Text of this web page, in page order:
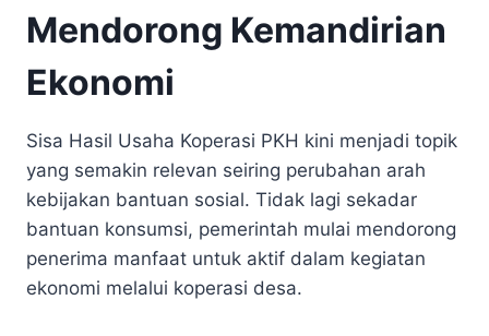
Mendorong Kemandirian
Ekonomi
Sisa Hasil Usaha Koperasi PKH kini menjadi topik
yang semakin relevan seiring perubahan arah
kebijakan bantuan sosial. Tidak lagi sekadar
bantuan konsumsi, pemerintah mulai mendorong
penerima manfaat untuk aktif dalam kegiatan
ekonomi melalui koperasi desa.